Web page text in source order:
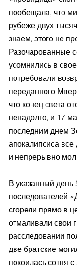
пообещала, что
рубеже двух
знаем, этого не
Разочарованные
усомнились в
потребовали
переданного
что конец света
ненадолго, и 17
последним днем
апокалипсиса
и непрерывно
В указанный день
последователей
сгорели прямо в
отмаливали свои
расследовании
две братские
покоилась сотня